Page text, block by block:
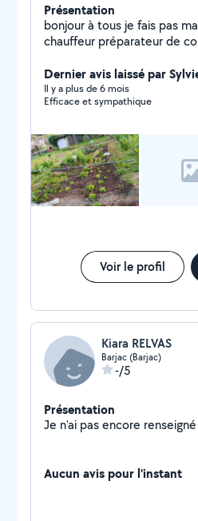
Présentation
bonjour à tous je fais pas
chauffeur préparateur de
domicile coiffeur à domicile
des meubles bricolage
Dernier avis laissé par
Il y a plus de 6 mois
Efficace et sympathique
Voir le profil
Kiara RELVAS
Barjac (Barjac)
-/5
Présentation
Aucun avis pour l'instant